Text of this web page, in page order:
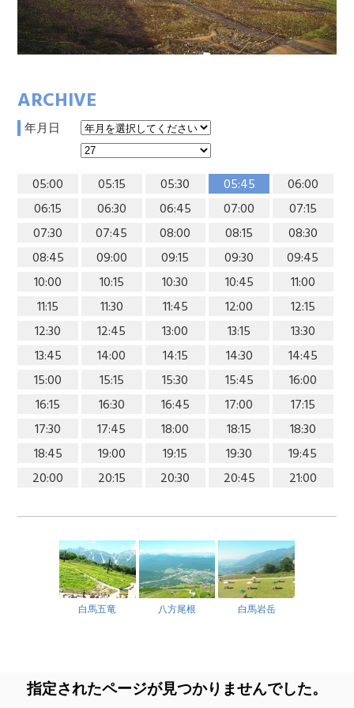
ARCHIVE
年月日
05:00 05:15 05:30 05:45
06:00
06:15
06:30 06:45 07:00
07:15
07:30
07:45 08:00 08:15
08:30
08:45
09:00 09:15 09:30
09:45
10:00
10:15 10:30 10:45
11:00
11:15
11:30 11:45 12:00
12:15
12:30
12:45 13:00 13:15
13:30
13:45
14:00 14:15 14:30
14:45
15:00
15:15 15:30 15:45
16:00
16:15
16:30 16:45 17:00
17:15
17:30
17:45 18:00 18:15
18:30
18:45
19:00 19:15 19:30
19:45
20:00
20:15 20:30 20:45 21:00
白馬五竜 八方尾根 白馬岩岳